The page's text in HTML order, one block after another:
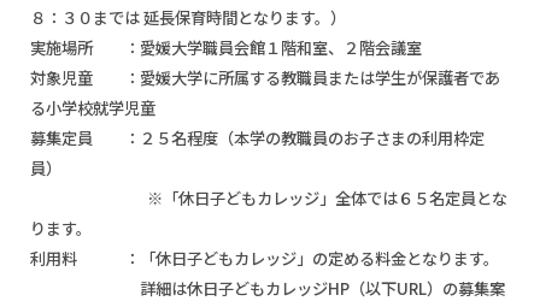
８：３０までは 延長保育時間となります。）
実施場所 ：愛媛大学職員会館１階和室、２階会議室
対象児童 ：愛媛大学に所属する教職員または学生が保護者であ
る小学校就学児童
募集定員 ：２５名程度（本学の教職員のお子さまの利用枠定
員）
※「休日子どもカレッジ」全体では６５名定員とな
ります。
利用料 ：「休日子どもカレッジ」の定める料金となります。
詳細は休日子どもカレッジHP（以下URL）の募集案